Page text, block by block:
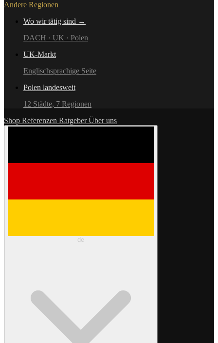
Andere Regionen
Wo wir tätig sind →
DACH · UK · Polen
UK-Markt
Englischsprachige Seite
Polen landesweit
12 Städte, 7 Regionen
Shop Referenzen RatgeberÜber uns
de